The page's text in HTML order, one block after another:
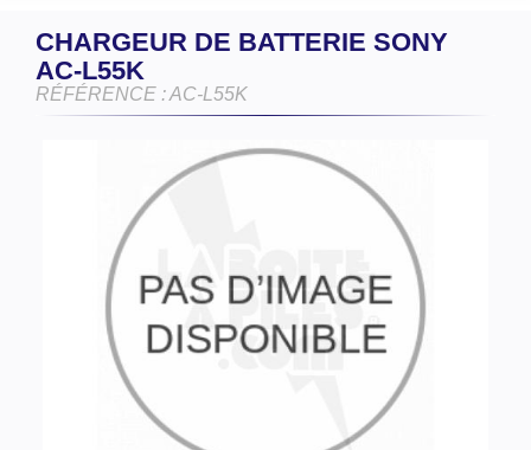
CHARGEUR DE BATTERIE SONY
AC-L55K
RÉFÉRENCE : AC-L55K